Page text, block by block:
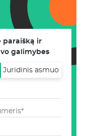
paraišką ir
galimybes
Juridinis asmuo